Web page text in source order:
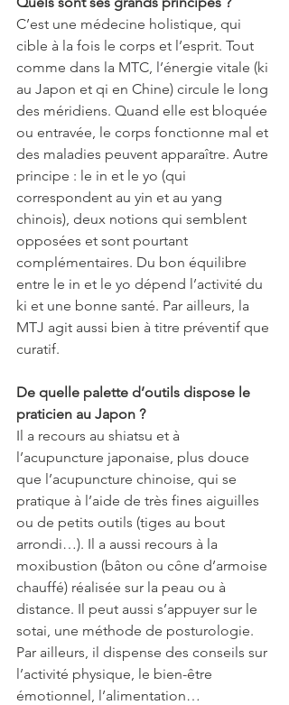
C’est une médecine holistique, qui
cible à la fois le corps et l’esprit. Tout
comme dans la MTC, l’énergie vitale (ki
au Japon et qi en Chine) circule le long
des méridiens. Quand elle est bloquée
ou entravée, le corps fonctionne mal et
des maladies peuvent apparaître. Autre
principe : le in et le yo (qui
correspondent au yin et au yang
chinois), deux notions qui semblent
opposées et sont pourtant
complémentaires. Du bon équilibre
entre le in et le yo dépend l’activité du
ki et une bonne santé. Par ailleurs, la
MTJ agit aussi bien à titre préventif que
curatif.
De quelle palette d’outils dispose le
praticien au Japon ?
Il a recours au shiatsu et à
l’acupuncture japonaise, plus douce
que l’acupuncture chinoise, qui se
pratique à l’aide de très fines aiguilles
ou de petits outils (tiges au bout
arrondi…). Il a aussi recours à la
moxibustion (bâton ou cône d’armoise
chauffé) réalisée sur la peau ou à
distance. Il peut aussi s’appuyer sur le
sotai, une méthode de posturologie.
Par ailleurs, il dispense des conseils sur
l’activité physique, le bien-être
émotionnel, l’alimentation…